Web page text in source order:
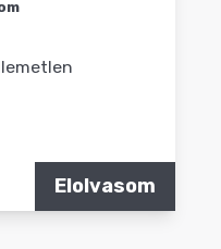
Elolvasom